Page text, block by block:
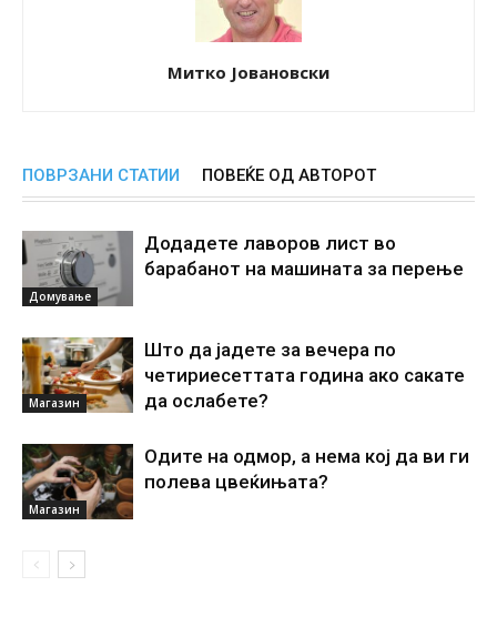
Митко Јовановски
ПОВРЗАНИ СТАТИИ ПОВЕЌЕ ОД АВТОРОТ
Домување
Додадете лаворов лист во
барабанот на машината за перење
Магазин
Што да јадете за вечера по
четириесеттата година ако сакате
да ослабете?
Магазин
Одите на одмор, а нема кој да ви ги
полева цвеќињата?